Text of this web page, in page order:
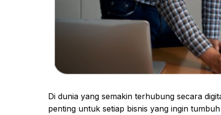
Di dunia yang semakin terhubung secara
penting untuk setiap bisnis yang ingin